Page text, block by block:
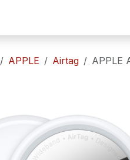
APPLE Airtag APPLE